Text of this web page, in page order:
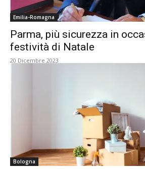
Emilia-Romagna
Parma, più sicurezza in
festività di Natale
20 Dicembre 2023
Bologna